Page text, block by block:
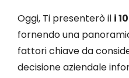
Oggi, Ti presenterò il i
fornendo una
fattori chiave da
decisione aziendale